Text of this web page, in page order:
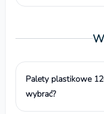
Palety plastikowe
wybrać?